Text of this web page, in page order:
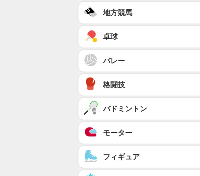
地方競馬
卓球
バレー
格闘技
バドミントン
モーター
フィギュア